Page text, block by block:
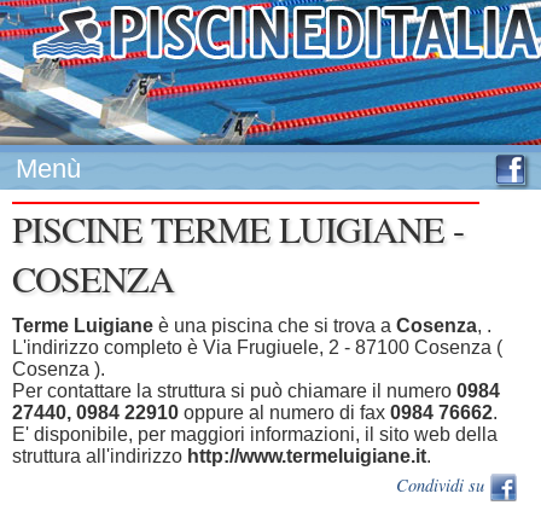
Menù
PISCINE TERME LUIGIANE -
COSENZA
Terme Luigiane è una piscina che si trova a Cosenza, .
L'indirizzo completo è Via Frugiuele, 2 - 87100 Cosenza (
Cosenza ).
Per contattare la struttura si può chiamare il numero 0984
27440, 0984 22910 oppure al numero di fax 0984 76662.
E' disponibile, per maggiori informazioni, il sito web della
struttura all'indirizzo http://www.termeluigiane.it.
Condividi su